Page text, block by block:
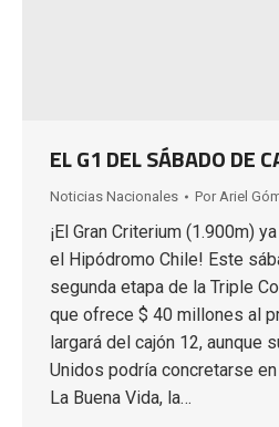
EL G1 DEL SÁBADO DE
Noticias Nacionales Por Ariel
¡El Gran Criterium (1.900m)
el Hipódromo Chile! Este
segunda etapa de la Triple
que ofrece $ 40 millones al
largará del cajón 12, aunque
Unidos podría concretarse
La Buena Vida, la…